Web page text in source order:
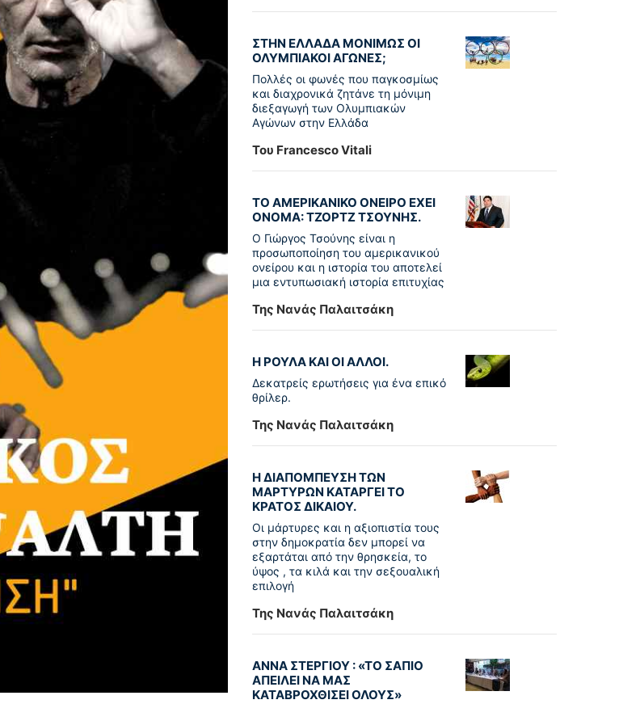
ΣΤΗΝ ΕΛΛΑΔΑ ΜΟΝΙΜΩΣ ΟΙ
ΟΛΥΜΠΙΑΚΟΙ ΑΓΩΝΕΣ;
Πολλές οι φωνές που παγκοσμίως
και διαχρονικά ζητάνε τη μόνιμη
διεξαγωγή των Ολυμπιακών
Αγώνων στην Ελλάδα
Του Francesco Vitali
ΤΟ ΑΜΕΡΙΚΑΝΙΚΟ ΟΝΕΙΡΟ ΕΧΕΙ
ΟΝΟΜΑ: ΤΖΟΡΤΖ ΤΣΟΥΝΗΣ.
Ο Γιώργος Τσούνης είναι η
προσωποποίηση του αμερικανικού
ονείρου και η ιστορία του αποτελεί
μια εντυπωσιακή ιστορία επιτυχίας
Της Νανάς Παλαιτσάκη
Η ΡΟΥΛΑ ΚΑΙ ΟΙ ΑΛΛΟΙ.
Δεκατρείς ερωτήσεις για ένα επικό
θρίλερ.
Της Νανάς Παλαιτσάκη
Η ΔΙΑΠΟΜΠΕΥΣΗ ΤΩΝ
ΜΑΡΤΥΡΩΝ ΚΑΤΑΡΓΕΙ ΤΟ
ΚΡΑΤΟΣ ΔΙΚΑΙΟΥ.
Οι μάρτυρες και η αξιοπιστία τους
στην δημοκρατία δεν μπορεί να
εξαρτάται από την θρησκεία, το
ύψος , τα κιλά και την σεξουαλική
επιλογή
Της Νανάς Παλαιτσάκη
ΑΝΝΑ ΣΤΕΡΓΙΟΥ : «ΤΟ ΣΑΠΙΟ
ΑΠΕΙΛΕΙ ΝΑ ΜΑΣ
ΚΑΤΑΒΡΟΧΘΙΣΕΙ ΟΛΟΥΣ»